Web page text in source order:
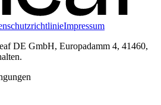
Impressum
DE GmbH, Europadamm 4, 41460,